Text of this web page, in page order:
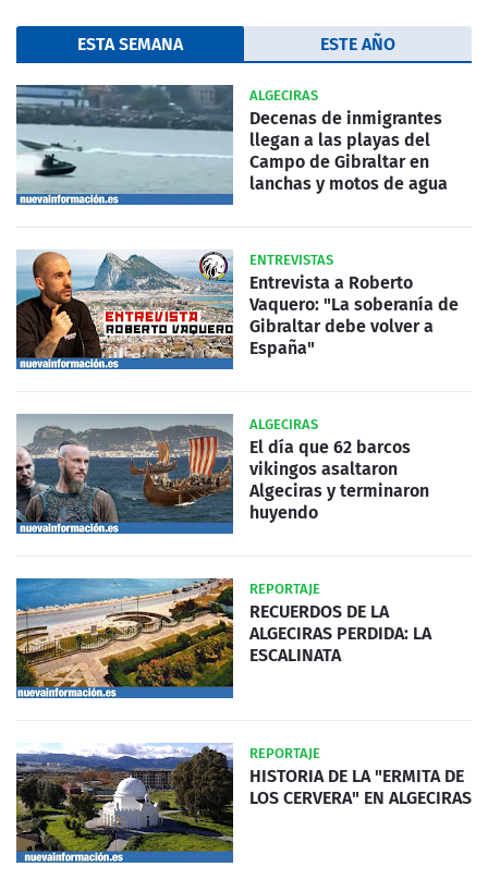
ESTA SEMANA ESTE AÑO
ALGECIRAS
Decenas de inmigrantes
llegan a las playas del
Campo de Gibraltar en
lanchas y motos de agua
ENTREVISTAS
Entrevista a Roberto
Vaquero: "La soberanía de
Gibraltar debe volver a
España"
ALGECIRAS
El día que 62 barcos
vikingos asaltaron
Algeciras y terminaron
huyendo
REPORTAJE
RECUERDOS DE LA
ALGECIRAS PERDIDA: LA
ESCALINATA
REPORTAJE
HISTORIA DE LA "ERMITA DE
LOS CERVERA" EN ALGECIRAS